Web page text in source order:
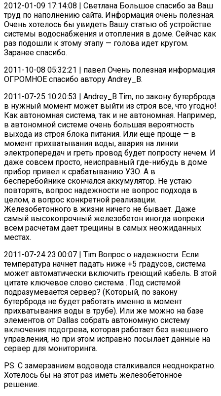
2012-01-09 17:14:08 | Светлана Большое спасибо за Ваш
труд по наполнению сайта. Информация очень полезная.
Очень хотелось бы увидеть Вашу статью об устройстве
системы водоснабжения и отопления в доме. Сейчас как
раз подошли к этому этапу — голова идет кругом.
Заранее спасибо.
2011-10-08 05:32:21 | павел Очень полезная информация
ОГРОМНОЕ спасибо автору Andrey_B.
2011-07-25 10:20:53 | Andrey_B Tim, по закону бутерброда
в нужный момент может выйти из строя все, что угодно!
Как автономная система, так и не автономная. Например,
в автономной системе очень большая вероятность
выхода из строя блока питания. Или еще проще — в
момент прихватывания воды, авария на линии
электропередач и греть провод будет попросту нечем. И
даже совсем просто, неисправный где-нибудь в доме
прибор привел к срабатыванию УЗО. А в
бесперебойнике скончался аккумулятор. Не устаю
повторять, вопрос надежности не вопрос подхода в
целом, а вопрос конкретной реализации.
Железобетонного в жизни ничего не бывает. Даже
самый высокопрочный железобетон иногда вопреки
всем расчетам дает трещины в самых неожиданных
местах.
2011-07-24 23:00:07 | Tim Вопрос о надежности. Если
температура начнет падать ниже +5 градусов, система
может автоматически включить греющий кабель. В этой
цитате ключевое слово система . Под системой
подразумевается сервер? (Который, по закону
бутерброда не будет работать именно в момент
прихватывания воды в трубе). Или же можно на базе
элементов от Dallas собрать автономную систему
включения подогрева, которая работает без внешнего
управления, но при этом исправно посылает данные на
сервер для мониторинга.
PS. С замерзанием водовода сталкивался неоднократно.
Хотелось бы на этот раз иметь железобетонное
решение.